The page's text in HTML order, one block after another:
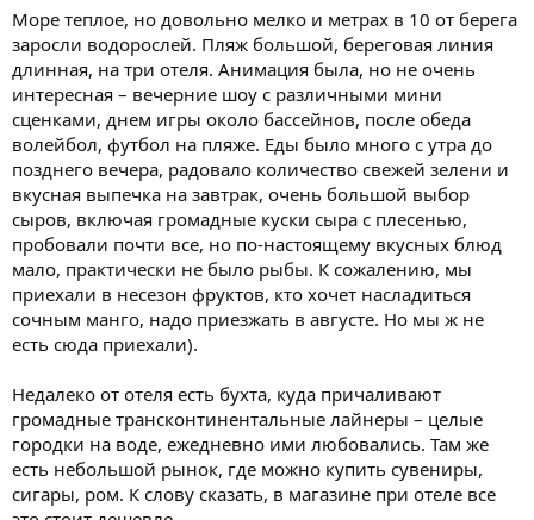
Море теплое, но довольно мелко и метрах в 10 от берега
заросли водорослей. Пляж большой, береговая линия
длинная, на три отеля. Анимация была, но не очень
интересная – вечерние шоу с различными мини
сценками, днем игры около бассейнов, после обеда
волейбол, футбол на пляже. Еды было много с утра до
позднего вечера, радовало количество свежей зелени и
вкусная выпечка на завтрак, очень большой выбор
сыров, включая громадные куски сыра с плесенью,
пробовали почти все, но по-настоящему вкусных блюд
мало, практически не было рыбы. К сожалению, мы
приехали в несезон фруктов, кто хочет насладиться
сочным манго, надо приезжать в августе. Но мы ж не
есть сюда приехали).
Недалеко от отеля есть бухта, куда причаливают
громадные трансконтинентальные лайнеры – целые
городки на воде, ежедневно ими любовались. Там же
есть небольшой рынок, где можно купить сувениры,
сигары, ром. К слову сказать, в магазине при отеле все